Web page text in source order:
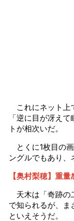
これにネット上
「逆に目が冴え
トが相次いだ。
とくに1枚目の
ングルでもあり、
【奥村梨穂】重
天木は「奇跡の
で知られるが、ま
といえそうだ。